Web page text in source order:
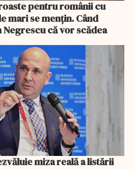
mari se mențin. Când
că vor scădea
miza reală a listării